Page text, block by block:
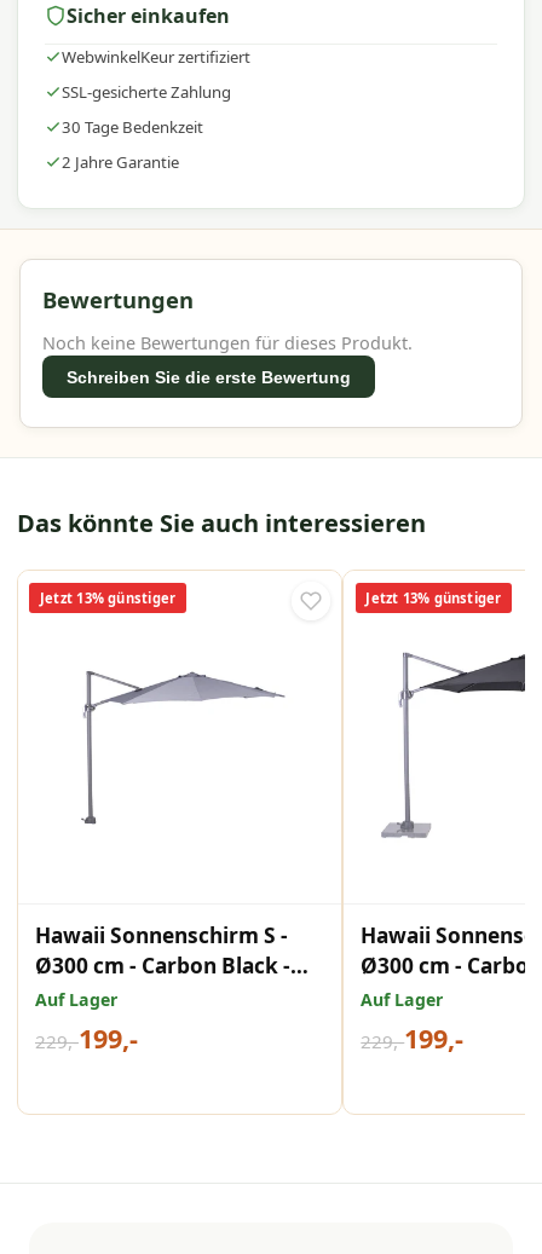
Sicher einkaufen
WebwinkelKeur zertifiziert
SSL-gesicherte Zahlung
30 Tage Bedenkzeit
2 Jahre Garantie
Bewertungen
Noch keine Bewertungen für dieses Produkt.
Schreiben Sie die erste Bewertung
Das könnte Sie auch interessieren
Jetzt 13% günstiger
Hawaii Sonnenschirm S -
Ø300 cm - Carbon Black -
Hellgrau
Auf Lager
229,-199,-
Jetzt 13% günstiger
Hawaii
Ø300 cm -
Schwarz
Auf Lager
229,-199,-